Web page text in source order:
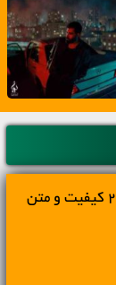
دانلود آهنگ جديد هاشم رمضانی بی مرام با 2 کیفیت و متن